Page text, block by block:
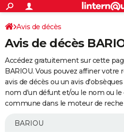
ACTUALITÉS
Politique
Société
Faits Divers
Education
Monde
Villes
+
SPORT
Coupe du monde 2026
Football
Tennis
Cyclisme
Rugby
Forum
Programme TV
TNT
Streaming
Cinéma
Sorties cinéma
Musique
+
FINANCE
Retraite
Epargne
Immobilier
Risques naturels par ville
Banque
Assurance
AUTO
Essais
Réserver un essai
Citadines
Berlines
SUV
Forum auto
+
Mobiles
Meilleur smartphone
Internet
Ordinateurs
Jeux vidéo
Guide high-tech
Avis de décès
Avis de décès
Accédez gratuitement sur cette
BARIOU. Vous pouvez affiner votre
avis de décès ou un avis
nom d'un défunt et/ou le nom ou le
commune dans le moteur de